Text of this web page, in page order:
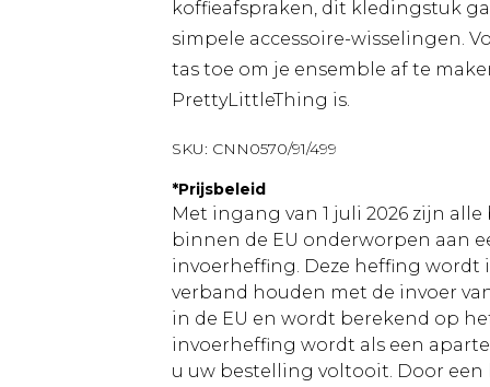
koffieafspraken, dit kledingstuk
simpele accessoire-wisselingen.
tas toe om je ensemble af te
PrettyLittleThing is.
SKU: CNN0570/91/499
*Prijsbeleid
Met ingang van 1 juli 2026 zijn
binnen de EU onderworpen aan
invoerheffing. Deze heffing
verband houden met de invoer
in de EU en wordt berekend op
invoerheffing wordt als een
u uw bestelling voltooit. Door